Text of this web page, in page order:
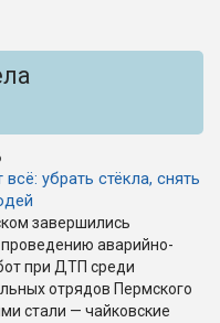
убрать стёкла, снять
завершились
аварийно-
при ДТП среди
отрядов Пермского
стали — чайковские